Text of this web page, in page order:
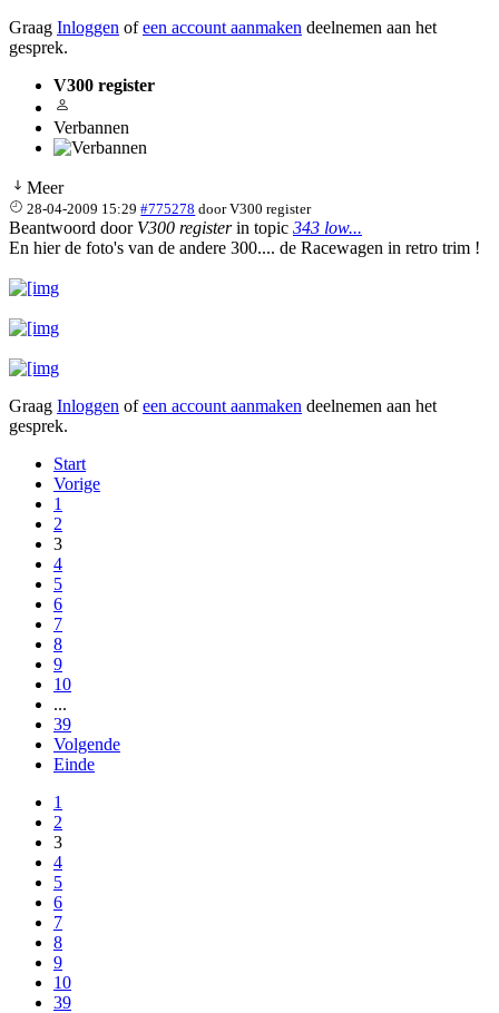
Graag Inloggen ofeen account aanmaken deelnemen aan het
gesprek.
V300 register
Verbannen
Meer
28-04-2009 15:29 #775278 doorV300 register
Beantwoord door V300 registerin topic 343 low...
En hier de foto's van de andere 300.... de Racewagen in retro trim !
Graag Inloggen ofeen account aanmaken deelnemen aan het
gesprek.
Start
Vorige
1
2
3
4
5
6
7
8
9
10
...
39
Volgende
Einde
1
2
3
4
5
6
7
8
9
10
39